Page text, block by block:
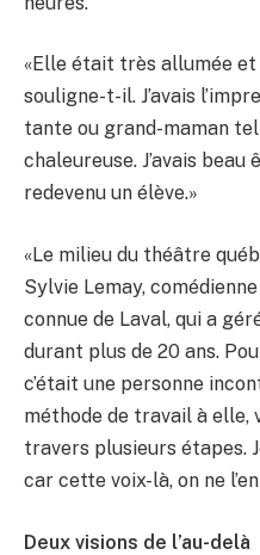
«Elle était très allumée et
souligne-t-il. J’avais
tante ou grand-maman
chaleureuse. J’avais
redevenu un élève.»
«Le milieu du théâtre
Sylvie Lemay,
connue de Laval, qui a
durant plus de 20 ans.
c’était une personne
méthode de travail à elle,
travers plusieurs étapes.
car cette voix-là, on ne
Deux visions de l’au-delà